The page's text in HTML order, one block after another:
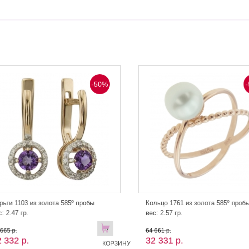
-50%
1103 из золота 585º пробы
2.47 гр.
р.
332 р.
В
КОРЗИНУ
-
Кольцо 1761 из золота 585º
вес: 2.57 гр.
64 661 р.
32 331 р.